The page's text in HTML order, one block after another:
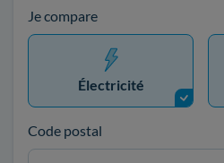
Je compare
Électricité
Code postal